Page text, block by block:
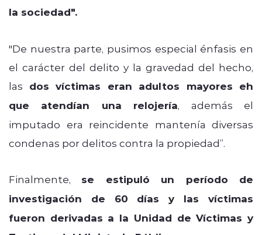
la sociedad".
"De nuestra parte, pusimos especial énfasis en
el carácter del delito y la gravedad del hecho,
las dos víctimas eran adultos mayores eh
que atendían una relojería, además el
imputado era reincidente mantenía diversas
condenas por delitos contra la propiedad”.
Finalmente, se estipuló un período de
investigación de 60 días y las víctimas
fueron derivadas a la Unidad de Víctimas y